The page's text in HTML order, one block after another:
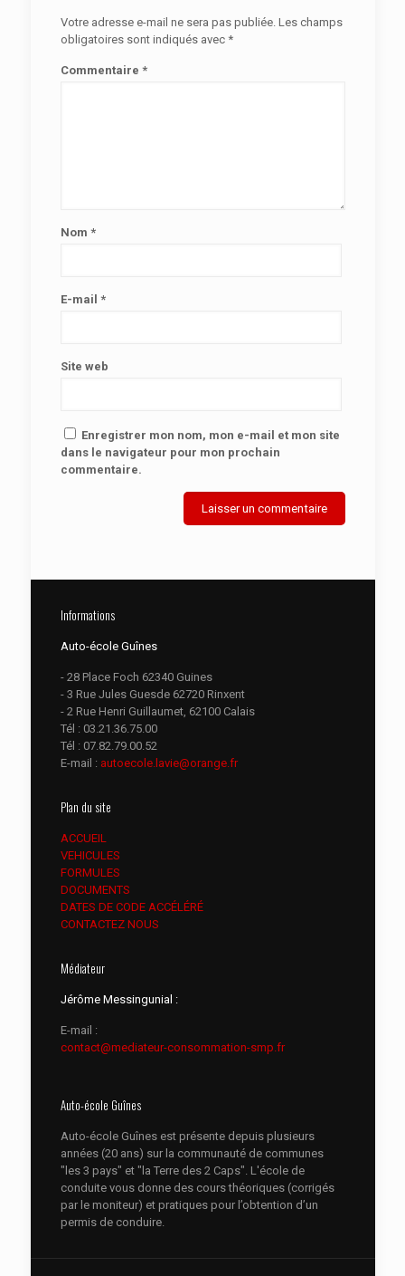
Votre adresse e-mail ne sera pas publiée. Les champs
obligatoires sont indiqués avec *
Commentaire *
Nom *
E-mail *
Site web
Enregistrer mon nom, mon e-mail et mon site
dans le navigateur pour mon prochain
commentaire.
Informations
Auto-école Guînes
- 28 Place Foch 62340 Guines
- 3 Rue Jules Guesde 62720 Rinxent
- 2 Rue Henri Guillaumet, 62100 Calais
Tél : 03.21.36.75.00
Tél : 07.82.79.00.52
E-mail : autoecole.lavie@orange.fr
Plan du site
ACCUEIL
VEHICULES
FORMULES
DOCUMENTS
DATES DE CODE ACCÉLÉRÉ
CONTACTEZ NOUS
Médiateur
Jérôme Messingunial :
E-mail :
contact@mediateur-consommation-smp.fr
Auto-école Guînes
Auto-école Guînes est présente depuis plusieurs
années (20 ans) sur la communauté de communes
"les 3 pays" et "la Terre des 2 Caps". L'école de
conduite vous donne des cours théoriques (corrigés
par le moniteur) et pratiques pour l’obtention d’un
permis de conduire.